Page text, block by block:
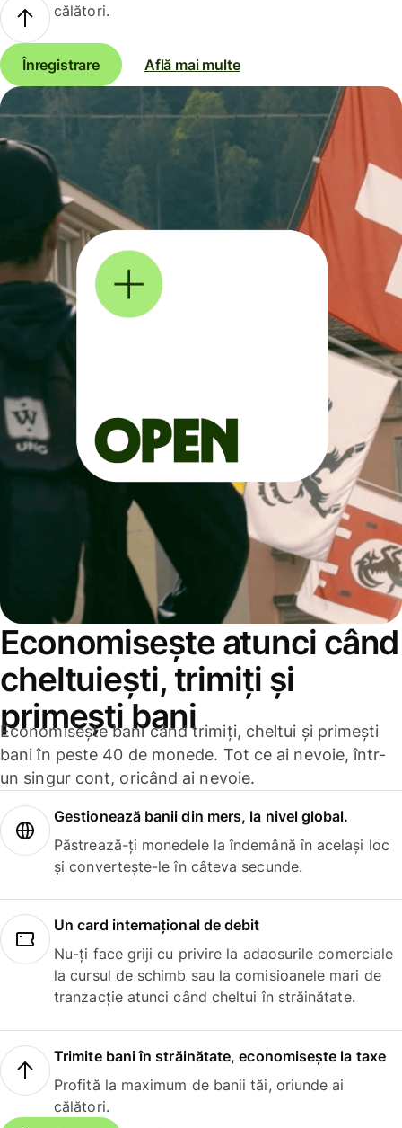
călători.
Înregistrare Află mai multe
Economisește atunci când
cheltuiești, trimiți și
primești bani
Economisește bani când trimiți, cheltui și primești
bani în peste 40 de monede. Tot ce ai nevoie, într-
un singur cont, oricând ai nevoie.
Gestionează banii din mers, la nivel global.
Păstrează-ți monedele la îndemână în același loc
și convertește-le în câteva secunde.
Un card internațional de debit
Nu-ți face griji cu privire la adaosurile comerciale
la cursul de schimb sau la comisioanele mari de
tranzacție atunci când cheltui în străinătate.
Trimite bani în străinătate, economisește la taxe
Profită la maximum de banii tăi, oriunde ai
călători.